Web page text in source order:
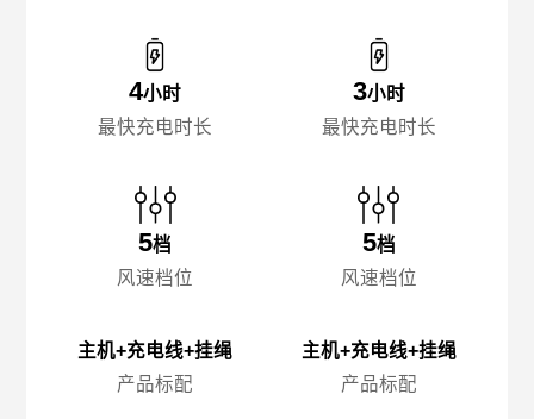
4小时
最快充电时长
5档
风速档位
主机+充电线+挂绳
产品标配
3小时
最快充电时长
5档
风速档位
主机+充电线+挂绳
产品标配